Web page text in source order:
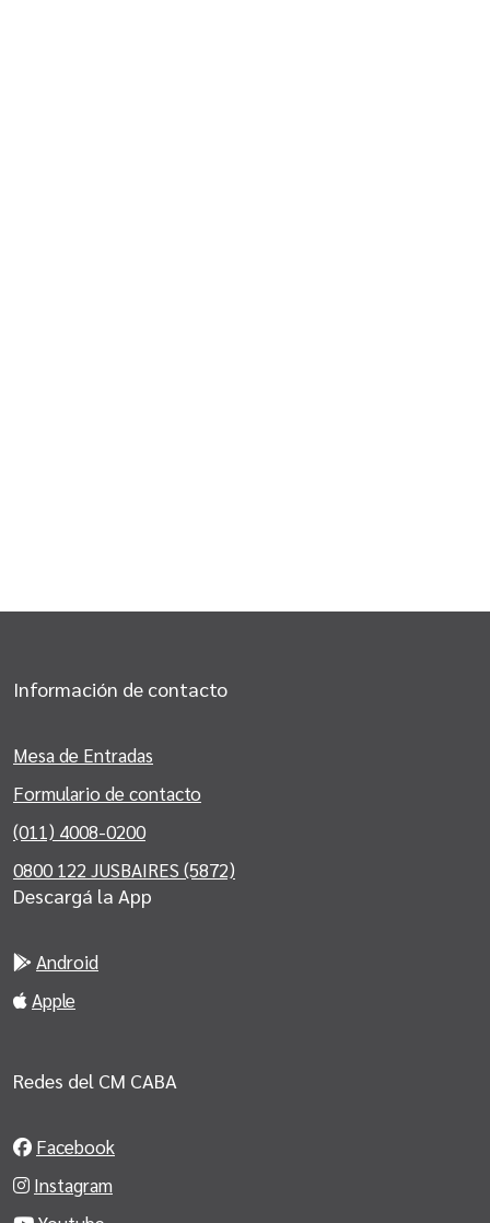
Información de contacto
Mesa de Entradas
Formulario de contacto
(011) 4008-0200
0800 122 JUSBAIRES (5872)
Descargá la App
Android
Apple
Redes del CM CABA
Facebook
Instagram